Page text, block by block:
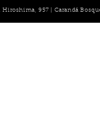
Hiroshima, 957 | Carandá